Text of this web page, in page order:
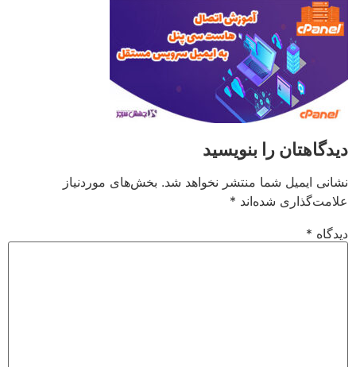
دیدگاهتان را بنویسید
نشانی ایمیل شما منتشر نخواهد شد. بخش‌های موردنیاز
علامت‌گذاری شده‌اند *
دیدگاه *